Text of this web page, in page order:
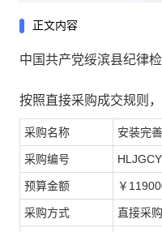
正文内容
中国共产党绥滨县纪律
按照直接采购成交规则
采购名称 安装完善
采购编号
预算金额 ￥
采购方式 直接采购